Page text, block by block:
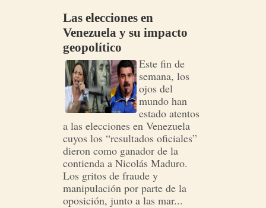
Las elecciones en
Venezuela y su impacto
geopolítico
Este fin de
semana, los
ojos del
mundo han
estado atentos
a las elecciones en Venezuela
cuyos los “resultados oficiales”
dieron como ganador de la
contienda a Nicolás Maduro.
Los gritos de fraude y
manipulación por parte de la
oposición, junto a las mar...